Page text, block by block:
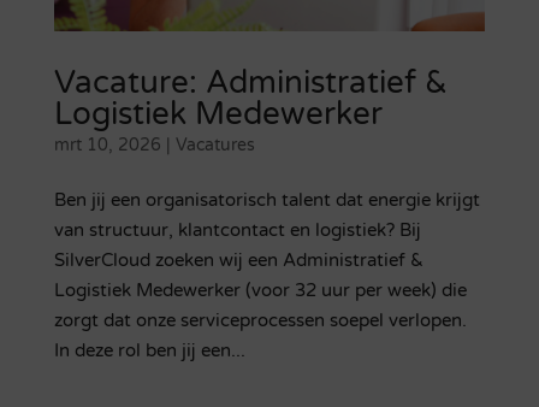
Vacature: Administratief &
Logistiek Medewerker
mrt 10, 2026 Vacatures
Ben jij een organisatorisch talent dat energie krijgt
van structuur, klantcontact en logistiek? Bij
SilverCloud zoeken wij een Administratief &
Logistiek Medewerker (voor 32 uur per week) die
zorgt dat onze serviceprocessen soepel verlopen.
In deze rol ben jij een...